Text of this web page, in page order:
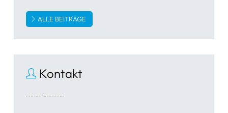
ALLE BEITRÄGE
Kontakt